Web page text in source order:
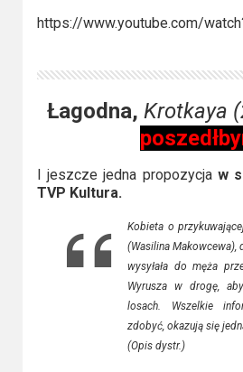
https://www.youtube.com/
Łagodna, Krotkaya
I jeszcze jedna propozycja w
TVP Kultura.
Kobieta o
(Wasilina
wysyłała do męża
Wyrusza w drogę,
losach. Wszelkie
zdobyć, okazują się
(Opis dystr.)